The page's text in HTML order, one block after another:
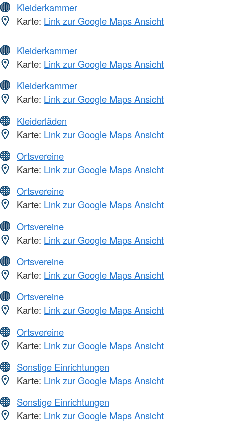
Kleiderkammer
Karte: Link zur Google Maps Ansicht
Kleiderkammer
Karte: Link zur Google Maps Ansicht
Kleiderkammer
Karte: Link zur Google Maps Ansicht
Kleiderläden
Karte: Link zur Google Maps Ansicht
Ortsvereine
Karte: Link zur Google Maps Ansicht
Ortsvereine
Karte: Link zur Google Maps Ansicht
Ortsvereine
Karte: Link zur Google Maps Ansicht
Ortsvereine
Karte: Link zur Google Maps Ansicht
Ortsvereine
Karte: Link zur Google Maps Ansicht
Ortsvereine
Karte: Link zur Google Maps Ansicht
Sonstige Einrichtungen
Karte: Link zur Google Maps Ansicht
Sonstige Einrichtungen
Karte: Link zur Google Maps Ansicht